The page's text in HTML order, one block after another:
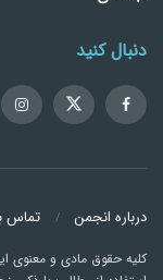
دنبال کنید
درباره انجمن تماس
کلیه حقوق مادی و معنوی